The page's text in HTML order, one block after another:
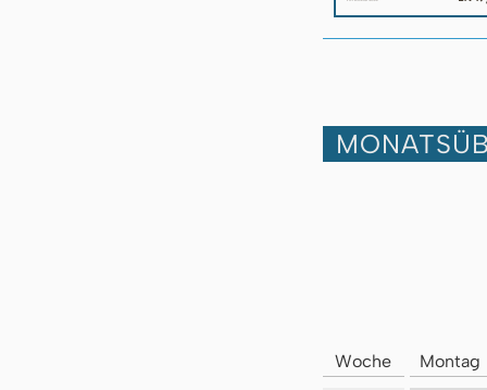
Woche Montag